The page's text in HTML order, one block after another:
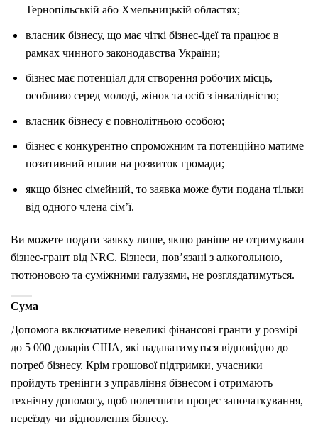
Тернопільській або Хмельницькій областях;
власник бізнесу, що має чіткі бізнес-ідеї та працює в
рамках чинного законодавства України;
бізнес має потенціал для створення робочих місць,
особливо серед молоді, жінок та осіб з інвалідністю;
власник бізнесу є повнолітньою особою;
бізнес є конкурентно спроможним та потенційно матиме
позитивний вплив на розвиток громади;
якщо бізнес сімейний, то заявка може бути подана тільки
від одного члена сім’ї.
Ви можете подати заявку лише, якщо раніше не отримували
бізнес-грант від NRC. Бізнеси, пов’язані з алкогольною,
тютюновою та суміжними галузями, не розглядатимуться.
Сума
Допомога включатиме невеликі фінансові гранти у розмірі
до 5 000 доларів США, які надаватимуться відповідно до
потреб бізнесу. Крім грошової підтримки, учасники
пройдуть тренінги з управління бізнесом і отримають
технічну допомогу, щоб полегшити процес започаткування,
переїзду чи відновлення бізнесу.